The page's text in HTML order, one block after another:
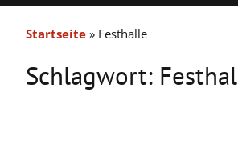
Startseite » Festhalle
Schlagwort: